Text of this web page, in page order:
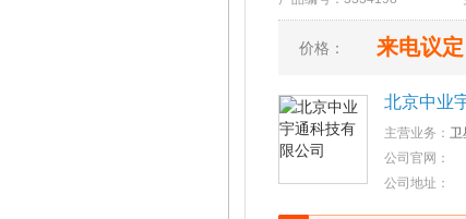
价格： 来电议定
北京中业
主营业务： 卫
公司官网：
公司地址：